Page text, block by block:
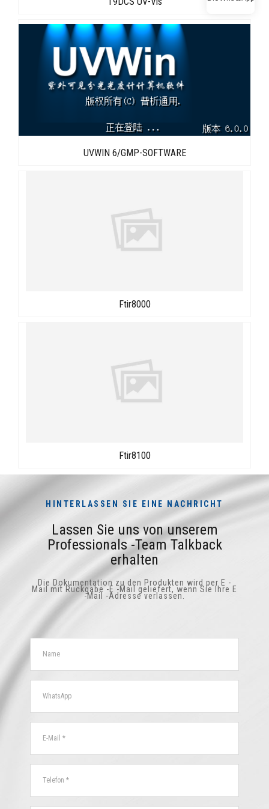
UVWIN 6/GMP-SOFTWARE
Ftir8000
Ftir8100
HINTERLASSEN SIE EINE NACHRICHT
Lassen Sie uns von unserem
Professionals -Team Talkback
erhalten
Die Dokumentation zu den Produkten wird per E -
Mail mit Rückgabe -E -Mail geliefert, wenn Sie Ihre E
-Mail -Adresse verlassen.